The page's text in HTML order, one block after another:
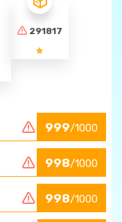
291817
999/1000
998/1000
998/1000